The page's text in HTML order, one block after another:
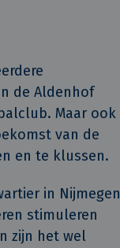
de Aldenhof
Maar ook
van de
en te klussen.
in Nijmegen
stimuleren
zijn het wel